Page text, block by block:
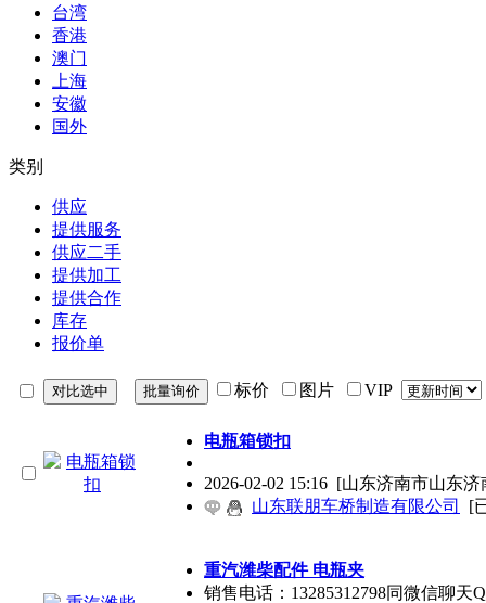
台湾
香港
澳门
上海
安徽
国外
类别
供应
提供服务
供应二手
提供加工
提供合作
库存
报价单
标价 图片 VIP
电瓶箱锁扣
2026-02-02 15:16 [山东济南市山东
山东联朋车桥制造有限公司
[
重汽潍柴配件 电瓶夹
销售电话：13285312798同微信聊天